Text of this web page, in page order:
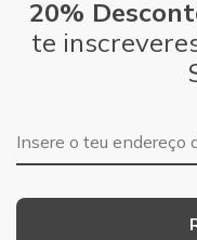
20%
te
Endereço de e-mail